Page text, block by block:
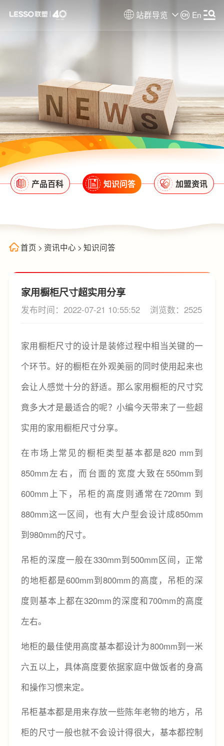
站群导览 En
产品百科 知识问答 加盟资讯
首页 > 资讯中心 > 知识问答
家用橱柜尺寸超实用分享
发布时间：2022-07-21 10:55:52 浏览数：2525
家用橱柜尺寸的设计是装修过程中相当关键的一
个环节。好的橱柜在外观美丽的同时使用起来也
会让人感觉十分的舒适。那么家用橱柜的尺寸究
竟多大才是最适合的呢？小编今天带来了一些超
实用的家用橱柜尺寸分享。
在市场上常见的橱柜类型基本都是820 mm到
850mm左右，而台面的宽度大致在550mm到
600mm上下，吊柜的高度则通常在720mm 到
880mm这一区间，也有大户型会设计成850mm
到980mm的尺寸。
吊柜的深度一般在330mm到500mm区间，正常
的地柜都是600mm到800mm的高度，吊柜的深
度则基本上都在320mm的深度和700mm的高度
左右。
地柜的最佳使用高度基本都设计为800mm到一米
六五以上，具体高度要依据家庭中做饭者的身高
和操作习惯来定。
吊柜基本都是用来存放一些陈年老物的地方，吊
柜的尺寸一般也就不会设计得很大，基本都控制